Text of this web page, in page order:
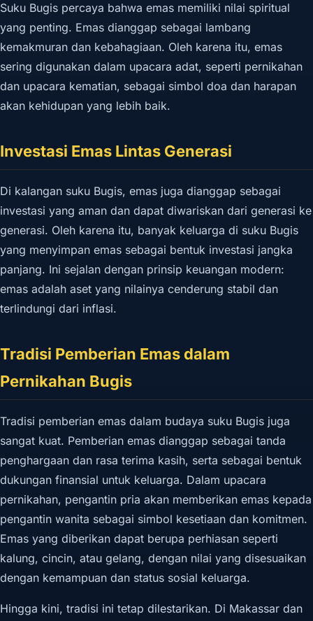
Suku Bugis percaya bahwa emas memiliki nilai spiritual
yang penting. Emas dianggap sebagai lambang
kemakmuran dan kebahagiaan. Oleh karena itu, emas
sering digunakan dalam upacara adat, seperti pernikahan
dan upacara kematian, sebagai simbol doa dan harapan
akan kehidupan yang lebih baik.
Investasi Emas Lintas Generasi
Di kalangan suku Bugis, emas juga dianggap sebagai
investasi yang aman dan dapat diwariskan dari generasi ke
generasi. Oleh karena itu, banyak keluarga di suku Bugis
yang menyimpan emas sebagai bentuk investasi jangka
panjang. Ini sejalan dengan prinsip keuangan modern:
emas adalah aset yang nilainya cenderung stabil dan
terlindungi dari inflasi.
Tradisi Pemberian Emas dalam
Pernikahan Bugis
Tradisi pemberian emas dalam budaya suku Bugis juga
sangat kuat. Pemberian emas dianggap sebagai tanda
penghargaan dan rasa terima kasih, serta sebagai bentuk
dukungan finansial untuk keluarga. Dalam upacara
pernikahan, pengantin pria akan memberikan emas kepada
pengantin wanita sebagai simbol kesetiaan dan komitmen.
Emas yang diberikan dapat berupa perhiasan seperti
kalung, cincin, atau gelang, dengan nilai yang disesuaikan
dengan kemampuan dan status sosial keluarga.
Hingga kini, tradisi ini tetap dilestarikan. Di Makassar dan